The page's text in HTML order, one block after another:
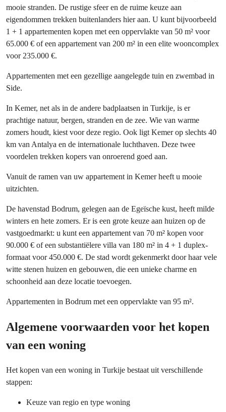
mooie stranden. De rustige sfeer en de ruime keuze aan
eigendommen trekken buitenlanders hier aan. U kunt bijvoorbeeld
1 + 1 appartementen kopen met een oppervlakte van 50 m² voor
65.000 € of een appartement van 200 m² in een elite wooncomplex
voor 235.000 €.
Appartementen met een gezellige aangelegde tuin en zwembad in
Side.
In Kemer, net als in de andere badplaatsen in Turkije, is er
prachtige natuur, bergen, stranden en de zee. Wie van warme
zomers houdt, kiest voor deze regio. Ook ligt Kemer op slechts 40
km van Antalya en de internationale luchthaven. Deze twee
voordelen trekken kopers van onroerend goed aan.
Vanuit de ramen van uw appartement in Kemer heeft u mooie
uitzichten.
De havenstad Bodrum, gelegen aan de Egeïsche kust, heeft milde
winters en hete zomers. Er is een grote keuze aan huizen op de
vastgoedmarkt: u kunt een appartement van 70 m² kopen voor
90.000 € of een substantiëlere villa van 180 m² in 4 + 1 duplex-
formaat voor 450.000 €. De stad wordt gekenmerkt door haar vele
witte stenen huizen en gebouwen, die een unieke charme en
schoonheid aan deze locatie toevoegen.
Appartementen in Bodrum met een oppervlakte van 95 m².
Algemene voorwaarden voor het kopen
van een woning
Het kopen van een woning in Turkije bestaat uit verschillende
stappen:
Keuze van regio en type woning